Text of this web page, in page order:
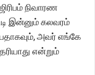
நிவாரண
இன்னும் கலவரம்
அவர் எங்கே
என்றும்